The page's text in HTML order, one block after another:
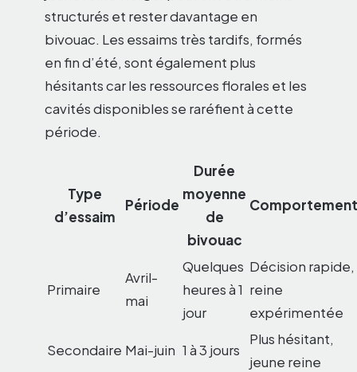
structurés et rester davantage en
bivouac. Les essaims très tardifs, formés
en fin d’été, sont également plus
hésitants car les ressources florales et les
cavités disponibles se raréfient à cette
période.
Type
d’essaim
Période
Durée
moyenne
de
bivouac
Comportement
Primaire
Avril-
mai
Quelques
heures à 1
jour
Décision rapide,
reine
expérimentée
Secondaire Mai-juin 1 à 3 jours
Plus hésitant,
jeune reine